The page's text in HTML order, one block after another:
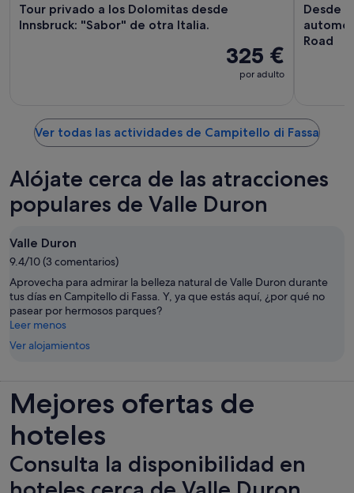
Tour privado a los Dolomitas desde
Innsbruck: "Sabor" de otra Italia.
325 €
por adulto
Desde
Road
Ver todas las actividades de Campitello di Fassa
Alójate cerca de las atracciones
populares de Valle Duron
Valle Duron
9.4/10 (3 comentarios)
Aprovecha para admirar la belleza natural de Valle Duron durante
tus días en Campitello di Fassa. Y, ya que estás aquí, ¿por qué no
pasear por hermosos parques?
Leer menos
Ver alojamientos
Mejores ofertas de
hoteles
Consulta la disponibilidad en